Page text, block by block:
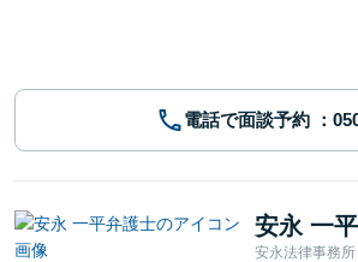
電話で面談予約
安永 一平
安永法律事務所